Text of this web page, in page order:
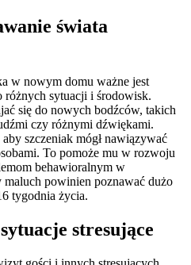
świata
w nowym domu ważne jest
różnych sytuacji i środowisk.
się do nowych bodźców, takich
czy różnymi dźwiękami.
szczeniak mógł nawiązywać
To pomoże mu w rozwoju
behawioralnym w
powinien poznawać dużo
tygodnia życia.
stresujące